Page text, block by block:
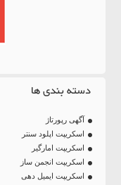
دسته بندی ها
آگهی رپورتاژ
اسکریپت اپلود سنتر
اسکریپت امارگیر
اسکریپت انجمن ساز
اسکریپت ایمیل دهی